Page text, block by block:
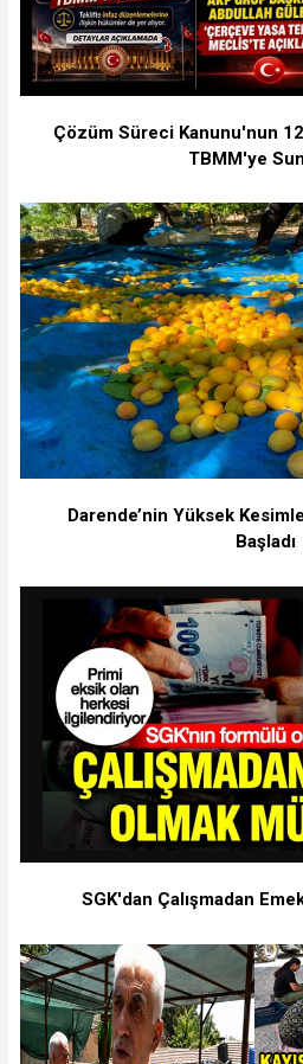
Çözüm Süreci Kanunu'nun
TBMM'ye
Darende’nin Yüksek
Başladı
SGK'dan Çalışmadan